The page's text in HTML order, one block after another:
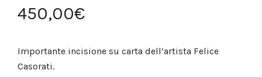
450,00€
Importante incisione su carta dell’artista Felice
Casorati.